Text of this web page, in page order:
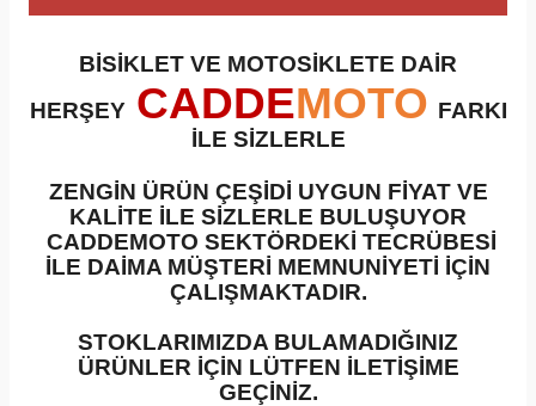
BİSİKLET VE MOTOSİKLETE DAİR
HERŞEY CADDEMOTO FARKI
İLE SİZLERLE
ZENGİN ÜRÜN ÇEŞİDİ UYGUN FİYAT VE
KALİTE İLE SİZLERLE BULUŞUYOR
CADDEMOTO SEKTÖRDEKİ TECRÜBESİ
İLE DAİMA MÜŞTERİ MEMNUNİYETİ İÇİN
ÇALIŞMAKTADIR.
STOKLARIMIZDA BULAMADIĞINIZ
ÜRÜNLER İÇİN LÜTFEN İLETİŞİME
GEÇİNİZ.